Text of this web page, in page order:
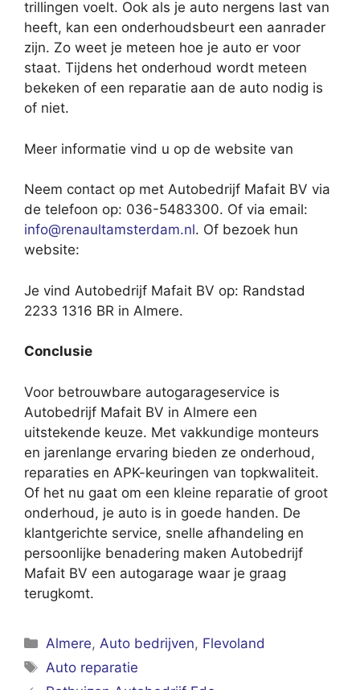
trillingen voelt. Ook als je auto nergens last van
heeft, kan een onderhoudsbeurt een aanrader
zijn. Zo weet je meteen hoe je auto er voor
staat. Tijdens het onderhoud wordt meteen
bekeken of een reparatie aan de auto nodig is
of niet.
Meer informatie vind u op de website van
Neem contact op met Autobedrijf Mafait BV via
de telefoon op: 036-5483300. Of via email:
info@renaultamsterdam.nl. Of bezoek hun
website:
Je vind Autobedrijf Mafait BV op: Randstad
2233 1316 BR in Almere.
Conclusie
Voor betrouwbare autogarageservice is
Autobedrijf Mafait BV in Almere een
uitstekende keuze. Met vakkundige monteurs
en jarenlange ervaring bieden ze onderhoud,
reparaties en APK-keuringen van topkwaliteit.
Of het nu gaat om een kleine reparatie of groot
onderhoud, je auto is in goede handen. De
klantgerichte service, snelle afhandeling en
persoonlijke benadering maken Autobedrijf
Mafait BV een autogarage waar je graag
terugkomt.
Categorieën
Almere, Auto bedrijven, Flevoland
Tags
Auto reparatie